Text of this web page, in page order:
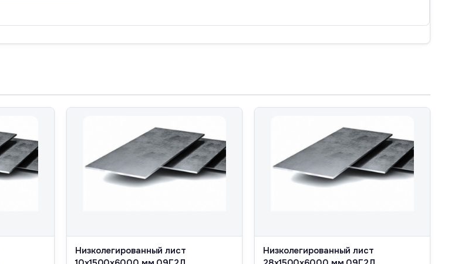
Низколегированный лист
Низколегированный лист